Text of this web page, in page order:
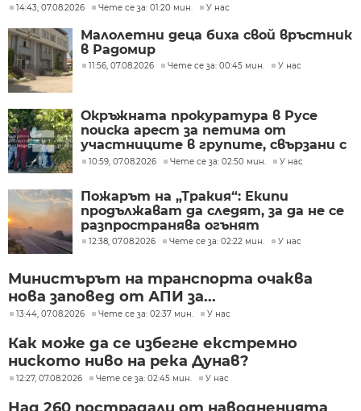
14:43, 07.08.2026 Чете се за: 01:20 мин. У нас
Малолетни деца биха свой връстник
в Радомир
11:56, 07.08.2026 Чете се за: 00:45 мин. У нас
Окръжната прокуратура в Русе
поиска арест за петима от
участниците в групите, свързани с
разбитата лаборатория за
10:59, 07.08.2026 Чете се за: 02:50 мин. У нас
Пожарът на „Тракия“: Екипи
продължават да следят, за да не се
разпространява огънят
12:38, 07.08.2026 Чете се за: 02:22 мин. У нас
Министърът на транспорта очаква
нова заповед от АПИ за...
13:44, 07.08.2026 Чете се за: 02:37 мин. У нас
Как може да се избегне екстремно
ниското ниво на река Дунав?
12:27, 07.08.2026 Чете се за: 02:45 мин. У нас